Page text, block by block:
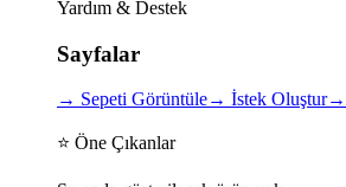
Yardım & Destek
Sayfalar
→ Sepeti Görüntüle→ İstek Oluştur→
⭐ Öne Çıkanlar